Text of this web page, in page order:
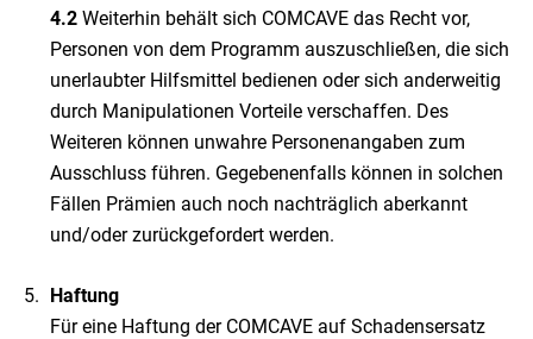
4.2 Weiterhin behält sich COMCAVE das Recht vor,
Personen von dem Programm auszuschließen, die sich
unerlaubter Hilfsmittel bedienen oder sich anderweitig
durch Manipulationen Vorteile verschaffen. Des
Weiteren können unwahre Personenangaben zum
Ausschluss führen. Gegebenenfalls können in solchen
Fällen Prämien auch noch nachträglich aberkannt
und/oder zurückgefordert werden.
Haftung
Für eine Haftung der COMCAVE auf Schadensersatz